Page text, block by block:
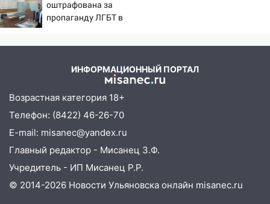
11:25
В Ульяновске ИИ будет выявлять
нарушителей на контейнерных
площадках
Ульяновская шахматистка
Валерия Клейменова выиграла два
золота в составе сборной мира
11:16 В Ульяновске открыли памятную
доску декабристу Кондратию Рылееву
10:40 В Ульяновске спасатели ночью
нашли потерявшегося в заброшенных
садах 79-летнего мужчину
Новости
оштрафована за
пропаганду ЛГБТ в
ИНФОРМАЦИОННЫЙ ПОРТАЛ
Возрастная категория 18+
Телефон: (8422) 46-26-70
E-mail: misanec@yandex.ru
Главный редактор - Мисанец З.Ф.
Учредитель - ИП Мисанец Р.Р.
© 2014-2026 Новости Ульяновска онлайн misanec.ru